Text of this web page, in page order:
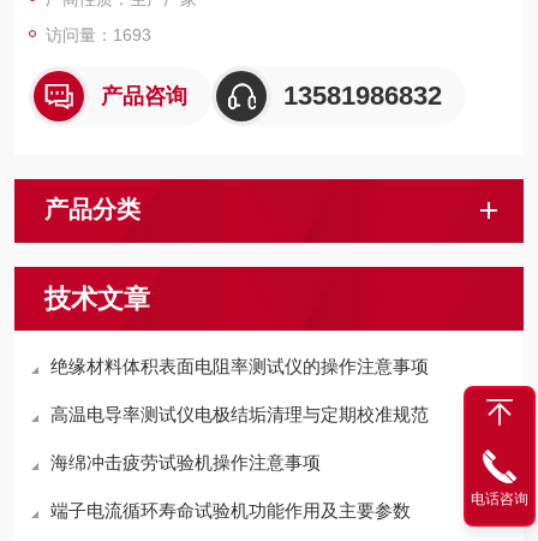
访问量：1693
产品咨询 13581986832
产品分类
技术文章
绝缘材料体积表面电阻率测试仪的操作注意事项
高温电导率测试仪电极结垢清理与定期校准规范
海绵冲击疲劳试验机操作注意事项
端子电流循环寿命试验机功能作用及主要参数
电话咨询